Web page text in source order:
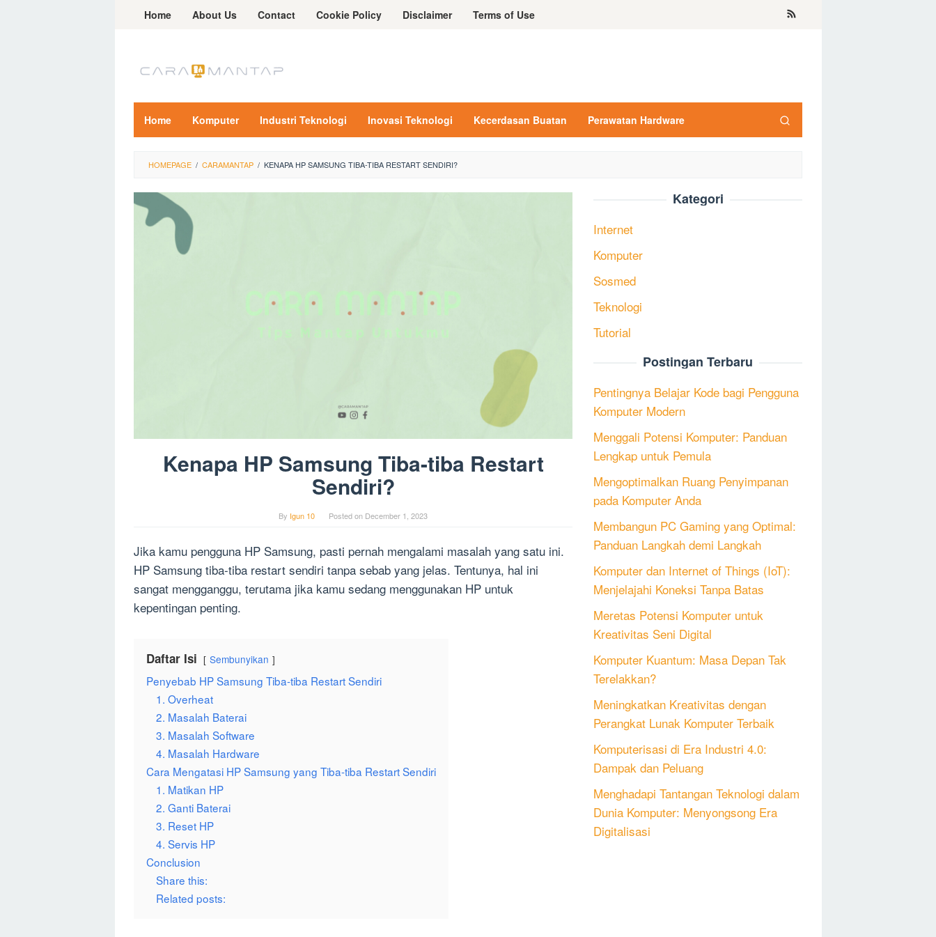
Home About Us Contact Cookie Policy Disclaimer Terms of Use
Home Komputer Industri Teknologi Inovasi Teknologi Kecerdasan Buatan Perawatan Hardware
HOMEPAGE / CARAMANTAP / KENAPA HP SAMSUNG TIBA-TIBA RESTART SENDIRI?
Kenapa HP Samsung Tiba-tiba Restart
Sendiri?
By Igun 10 Posted on December 1, 2023
Jika kamu pengguna HP Samsung, pasti pernah mengalami masalah yang satu ini.
HP Samsung tiba-tiba restart sendiri tanpa sebab yang jelas. Tentunya, hal ini
sangat mengganggu, terutama jika kamu sedang menggunakan HP untuk
kepentingan penting.
Daftar Isi Sembunyikan
Penyebab HP Samsung Tiba-tiba Restart Sendiri
1. Overheat
2. Masalah Baterai
3. Masalah Software
4. Masalah Hardware
Cara Mengatasi HP Samsung yang Tiba-tiba Restart Sendiri
1. Matikan HP
2. Ganti Baterai
3. Reset HP
4. Servis HP
Conclusion
Share this:
Related posts:
Kategori
Internet
Komputer
Sosmed
Teknologi
Tutorial
Postingan Terbaru
Pentingnya Belajar Kode bagi Pengguna
Komputer Modern
Menggali Potensi Komputer: Panduan
Lengkap untuk Pemula
Mengoptimalkan Ruang Penyimpanan
pada Komputer Anda
Membangun PC Gaming yang Optimal:
Panduan Langkah demi Langkah
Komputer dan Internet of Things (IoT):
Menjelajahi Koneksi Tanpa Batas
Meretas Potensi Komputer untuk
Kreativitas Seni Digital
Komputer Kuantum: Masa Depan Tak
Terelakkan?
Meningkatkan Kreativitas dengan
Perangkat Lunak Komputer Terbaik
Komputerisasi di Era Industri 4.0:
Dampak dan Peluang
Menghadapi Tantangan Teknologi dalam
Dunia Komputer: Menyongsong Era
Digitalisasi